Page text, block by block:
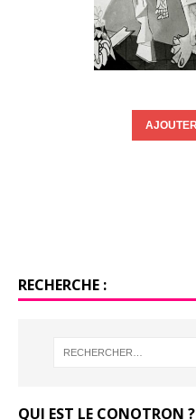
RECHERCHE :
QUI EST LE CONOTRON ?